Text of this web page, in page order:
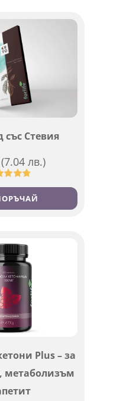
Стевия
(7.04 лв.)
от 5,
Plus – за
метаболизъм